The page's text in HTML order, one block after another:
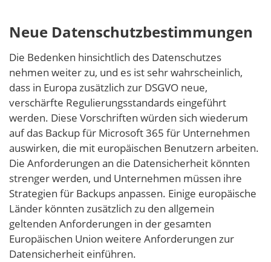
Neue Datenschutzbestimmungen
Die Bedenken hinsichtlich des Datenschutzes
nehmen weiter zu, und es ist sehr wahrscheinlich,
dass in Europa zusätzlich zur DSGVO neue,
verschärfte Regulierungsstandards eingeführt
werden. Diese Vorschriften würden sich wiederum
auf das Backup für Microsoft 365 für Unternehmen
auswirken, die mit europäischen Benutzern arbeiten.
Die Anforderungen an die Datensicherheit könnten
strenger werden, und Unternehmen müssen ihre
Strategien für Backups anpassen. Einige europäische
Länder könnten zusätzlich zu den allgemein
geltenden Anforderungen in der gesamten
Europäischen Union weitere Anforderungen zur
Datensicherheit einführen.